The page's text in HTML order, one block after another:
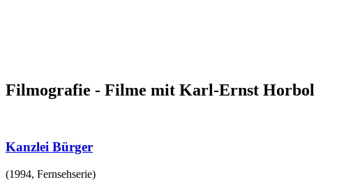
Filmografie - Filme mit Karl-Ernst Horbol
Kanzlei Bürger
(1994, Fernsehserie)